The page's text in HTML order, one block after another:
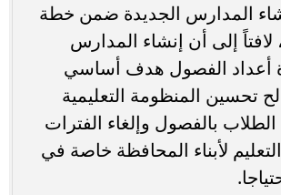
المدارس الجديدة ضمن خطة
لافتاً إلى أن إنشاء المدارس
أعداد الفصول هدف أساسي
تحسين المنظومة التعليمية
بالفصول وإلغاء الفترات
لأبناء المحافظة خاصة في